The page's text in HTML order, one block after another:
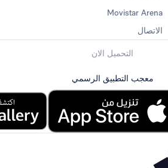
Movistar Arena
الاتصال
التحميل الان
معجب التطبيق الرسمي